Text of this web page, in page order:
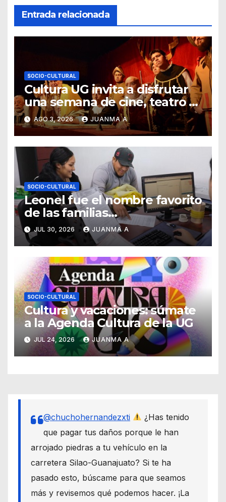
Entrada relacionada
SOCIO-CULTURAL
Cultura UG invita a disfrutar
una semana de cine, teatro y
exposiciones artísticas
AGO 3, 2026 JUANMA A
SOCIO-CULTURAL
Leonel fue el nombre favorito
de las familias
guanajuatenses
JUL 30, 2026 JUANMA A
SOCIO-CULTURAL
Cultura y vacaciones: súmate
a la Agenda Cultura de la UG
JUL 24, 2026 JUANMA A
@chuchohernandezxti
¿Has tenido
que pagar tus daños porque le han
arrojado piedras a tu vehículo en la
carretera Silao-Guanajuato? Si te ha
pasado esto, búscame para que seamos
más y revisemos qué podemos hacer. ¡La